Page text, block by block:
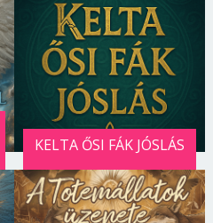
KELTA ŐSI FÁK JÓSLÁS